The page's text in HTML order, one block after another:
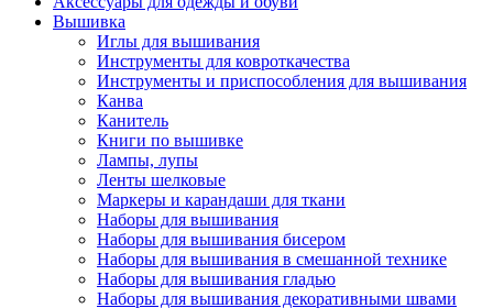
Вышивка
Иглы для вышивания
Инструменты для ковроткачества
Инструменты и приспособления для вышивания
Канва
Канитель
Книги по вышивке
Лампы, лупы
Ленты шелковые
Маркеры и карандаши для ткани
Наборы для вышивания
Наборы для вышивания бисером
Наборы для вышивания в смешанной технике
Наборы для вышивания гладью
Наборы для вышивания декоративными швами